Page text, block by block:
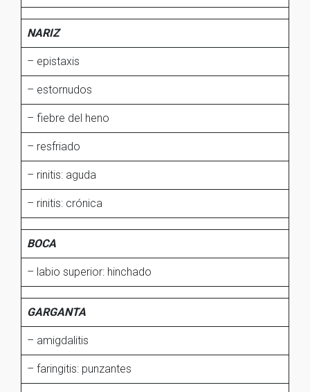
NARIZ
– epistaxis
– estornudos
– fiebre del heno
– resfriado
– rinitis: aguda
– rinitis: crónica
BOCA
– labio superior: hinchado
GARGANTA
– amigdalitis
– faringitis: punzantes